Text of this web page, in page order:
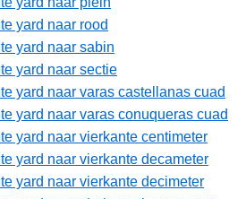
yard naar rood
yard naar sabin
yard naar sectie
yard naar varas castellanas cuad
yard naar varas conuqueras cuad
yard naar vierkante centimeter
yard naar vierkante decameter
yard naar vierkante decimeter